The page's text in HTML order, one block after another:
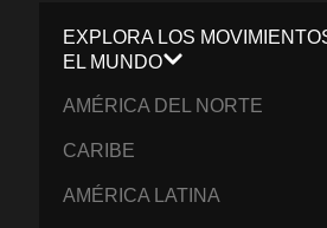
EXPLORA LOS
EL MUNDO
AMÉRICA DEL NORTE
CARIBE
AMÉRICA LATINA